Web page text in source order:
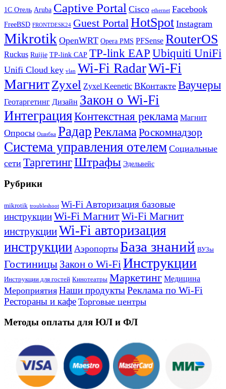
1С Отель Aruba Captive Portal Cisco ethernet Facebook
FreeBSD FRONTDESK24 Guest Portal HotSpot Instagram
Mikrotik OpenWRT Opera PMS PFSense RouterOS
Ruckus Ruijie TP-link CAP TP-link EAP Ubiquiti UniFi
Unifi Cloud key vlan Wi-Fi RadarWi-Fi
МагнитZyxel Zyxel Keenetic ВКонтакте Ваучеры
Геотаргетинг Дизайн Закон о Wi-Fi
ИнтеграцияКонтекстная реклама Магнит
Опросы Ошибка РадарРеклама Роскомнадзор
Система управления отелем Социальные
сети ТаргетингШтрафы Эдельвейс
Рубрики
mikrotik troubleshoot Wi-Fi Авторизация базовые
инструкцииWi-Fi МагнитWi-Fi Магнит
инструкцииWi-Fi авторизация
инструкции Аэропорты База знаний ВУЗы
Гостиницы Закон о Wi-FiИнструкции
Инструкции для гостей Кинотеатры Маркетинг Медицина
Мероприятия Наши продуктыРеклама по Wi-Fi
Рестораны и кафе Торговые центры
Методы оплаты для ЮЛ и ФЛ